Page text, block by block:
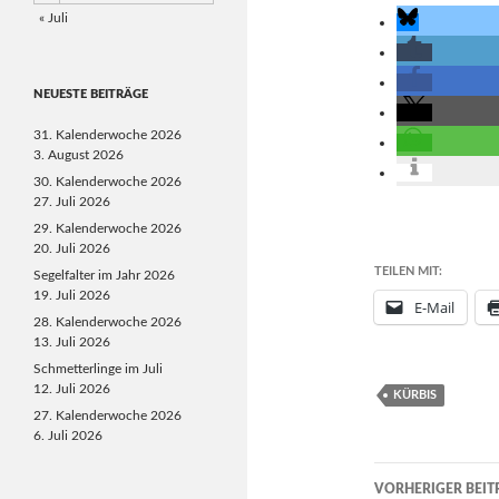
TEILEN MIT:
E-Mail
KÜRBIS
VORHERIGER
« Juli
NEUESTE BEITRÄGE
31. Kalenderwoche 2026
3. August 2026
30. Kalenderwoche 2026
27. Juli 2026
29. Kalenderwoche 2026
20. Juli 2026
Segelfalter im Jahr 2026
19. Juli 2026
28. Kalenderwoche 2026
13. Juli 2026
Schmetterlinge im Juli
12. Juli 2026
27. Kalenderwoche 2026
6. Juli 2026